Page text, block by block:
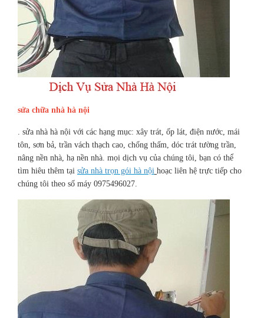
sửa chữa nhà hà nội
. sửa nhà hà nội với các hạng mục: xây trát, ốp lát, điện nước, mái
tôn, sơn bả, trần vách thạch cao, chống thấm, dóc trát tường trần,
nâng nền nhà, hạ nền nhà. mọi dịch vụ của chúng tôi, bạn có thể
tìm hiêu thêm tại sửa nhà trọn gói hà nội hoạc liên hệ trực tiếp cho
chúng tôi theo số máy 0975496027.